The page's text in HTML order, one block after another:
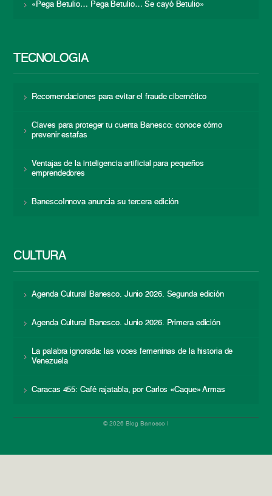
«Pega Betulio… Pega Betulio… Se cayó Betulio»
TECNOLOGÍA
Recomendaciones para evitar el fraude cibernético
Claves para proteger tu cuenta Banesco: conoce cómo
prevenir estafas
Ventajas de la inteligencia artificial para pequeños
emprendedores
BanescoInnova anuncia su tercera edición
CULTURA
Agenda Cultural Banesco. Junio 2026. Segunda edición
Agenda Cultural Banesco. Junio 2026. Primera edición
La palabra ignorada: las voces femeninas de la historia de
Venezuela
Caracas 455: Café rajatabla, por Carlos «Caque» Armas
© 2026 Blog Banesco |